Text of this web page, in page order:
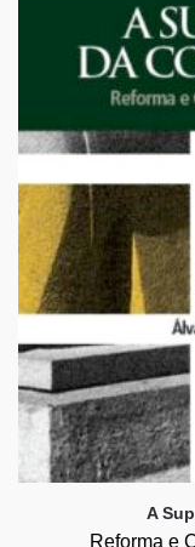
A
Reforma e